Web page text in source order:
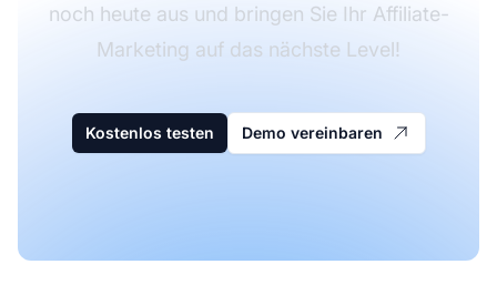
noch heute aus und bringen Sie Ihr Affiliate-
Marketing auf das nächste Level!
Kostenlos testen Demo vereinbaren